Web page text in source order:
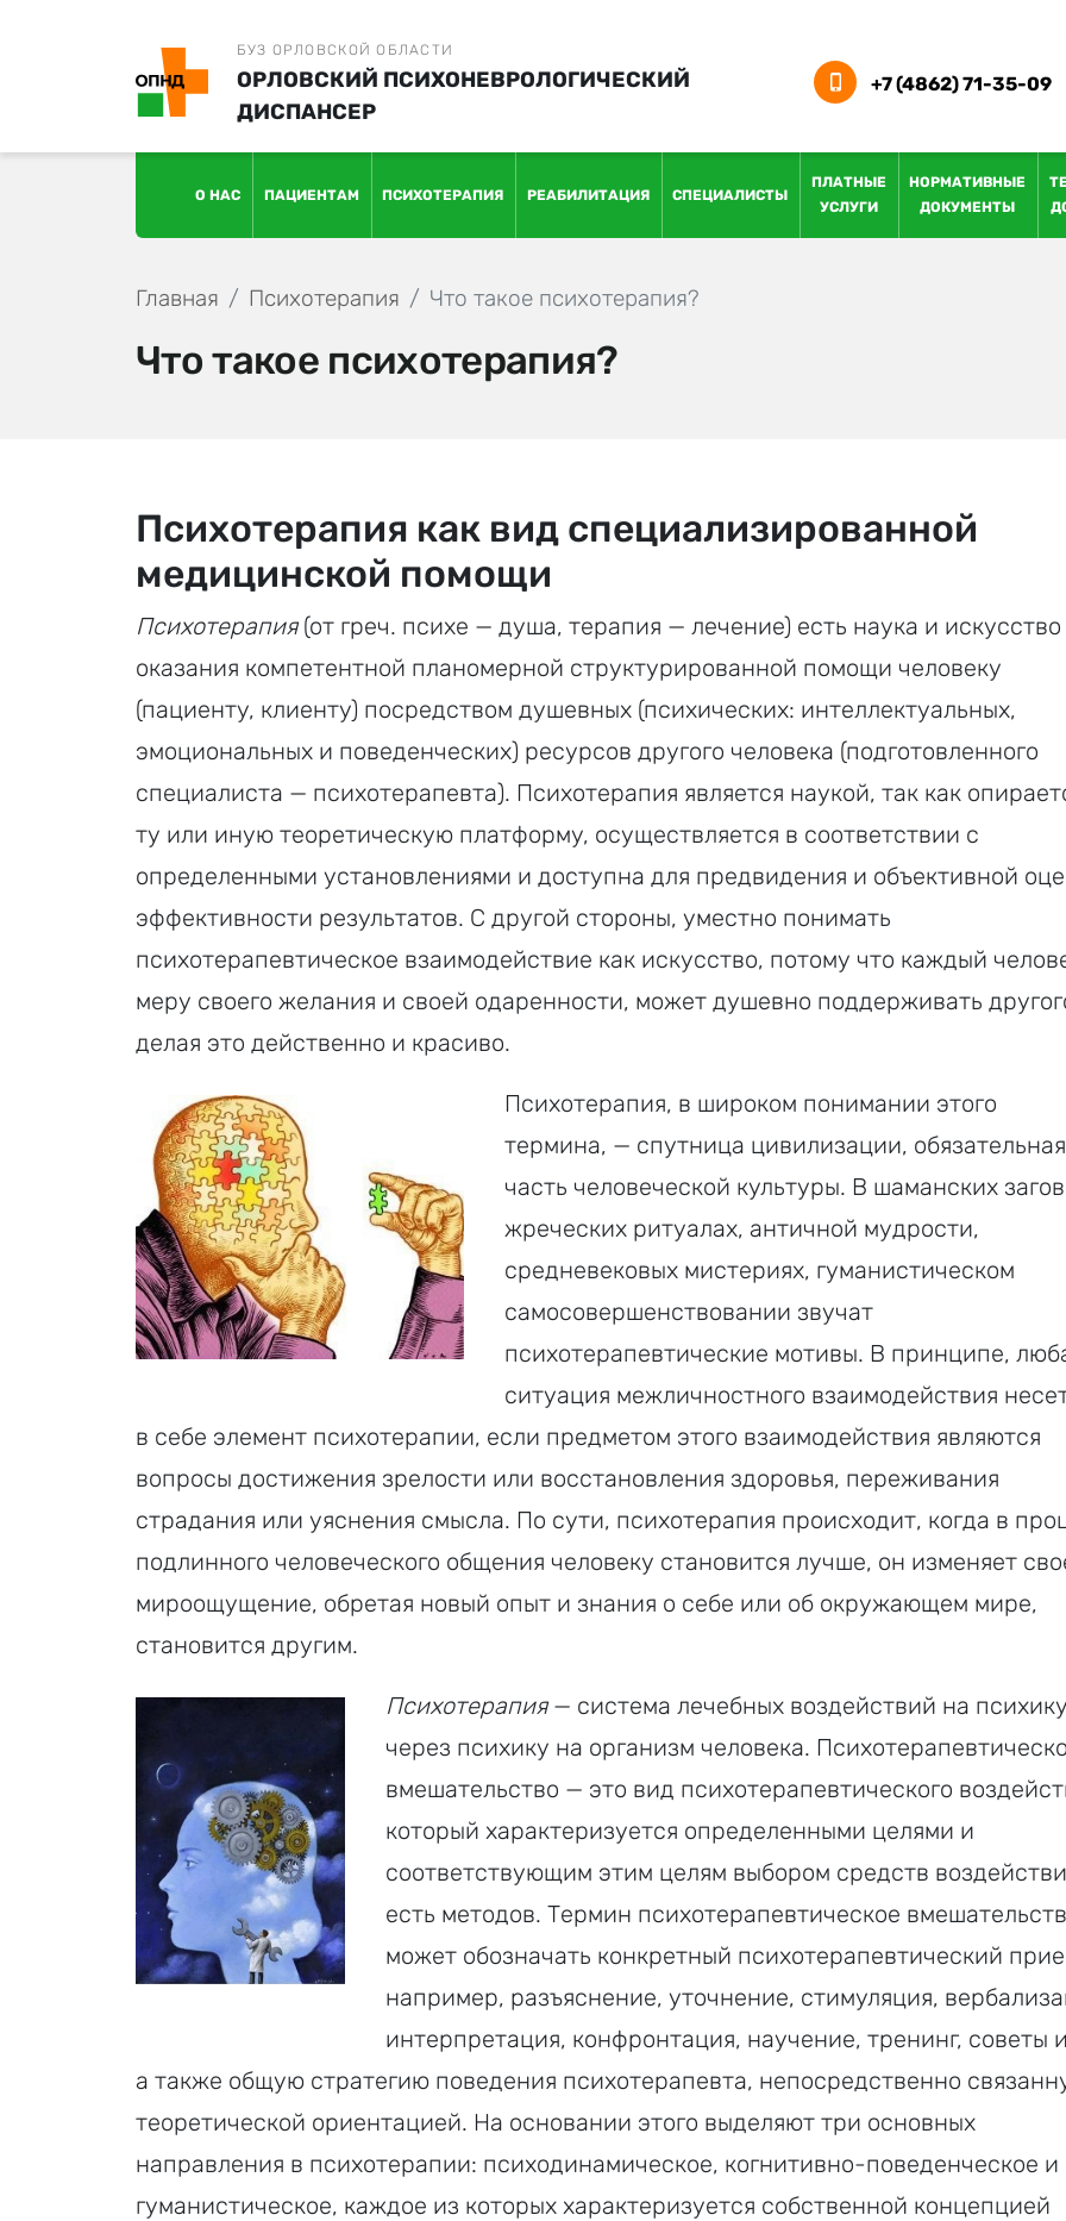
БУЗ ОРЛОВСКОЙ ОБЛАСТИ
ОРЛОВСКИЙ ПСИХОНЕВРОЛОГИЧЕСКИЙ
ДИСПАНСЕР
+7 (4862) 71-35-09
О НАС ПАЦИЕНТАМ ПСИХОТЕРАПИЯ РЕАБИЛИТАЦИЯ СПЕЦИАЛИСТЫ
ПЛАТНЫЕ
УСЛУГИ
НОРМАТИВНЫЕ
ДОКУМЕНТЫ
Главная Психотерапия Что такое психотерапия?
Что такое психотерапия?
Психотерапия как вид специализированной
медицинской помощи
Психотерапия(от греч. психе — душа, терапия — лечение) есть наука и искусство
оказания компетентной планомерной структурированной помощи человеку
(пациенту, клиенту) посредством душевных (психических: интеллектуальных,
эмоциональных и поведенческих) ресурсов другого человека (подготовленного
специалиста — психотерапевта). Психотерапия является наукой, так как
ту или иную теоретическую платформу, осуществляется в соответствии с
определенными установлениями и доступна для предвидения и объективной
эффективности результатов. С другой стороны, уместно понимать
психотерапевтическое взаимодействие как искусство, потому что каждый
меру своего желания и своей одаренности, может душевно поддерживать
делая это действенно и красиво.
Психотерапия, в широком понимании этого
термина, — спутница цивилизации, обязательная
часть человеческой культуры. В шаманских
жреческих ритуалах, античной мудрости,
средневековых мистериях, гуманистическом
самосовершенствовании звучат
психотерапевтические мотивы. В принципе,
ситуация межличностного взаимодействия
в себе элемент психотерапии, если предметом этого взаимодействия являются
вопросы достижения зрелости или восстановления здоровья, переживания
страдания или уяснения смысла. По сути, психотерапия происходит, когда в
подлинного человеческого общения человеку становится лучше, он изменяет
мироощущение, обретая новый опыт и знания о себе или об окружающем мире,
становится другим.
Психотерапия— система лечебных воздействий на
через психику на организм человека.
вмешательство — это вид психотерапевтического
который характеризуется определенными целями и
соответствующим этим целям выбором средств
есть методов. Термин психотерапевтическое
может обозначать конкретный психотерапевтический
например, разъяснение, уточнение, стимуляция,
интерпретация, конфронтация, научение, тренинг, советы
а также общую стратегию поведения психотерапевта, непосредственно
теоретической ориентацией. На основании этого выделяют три основных
направления в психотерапии: психодинамическое, когнитивно-поведенческое и
гуманистическое, каждое из которых характеризуется собственной концепцией